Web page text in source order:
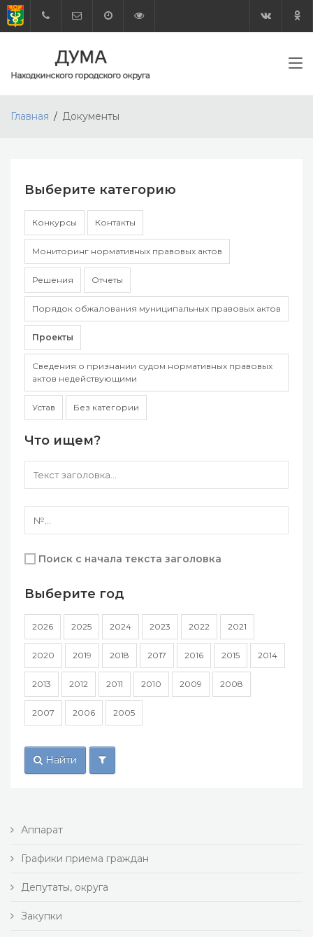
Главная Документы
Выберите категорию
Конкурсы Контакты
Мониторинг нормативных правовых актов
Решения Отчеты
Порядок обжалования муниципальных правовых актов
Проекты
Сведения о признании судом нормативных правовых
актов недействующими
Устав Без категории
Что ищем?
Поиск с начала текста заголовка
Выберите год
2026 2025 2024 2023 2022 2021
2020 2019 2018 2017 2016 2015 2014
2013 2012 2011 2010 2009 2008
2007 2006 2005
Найти
Аппарат
Графики приема граждан
Депутаты, округа
Закупки